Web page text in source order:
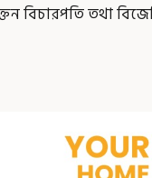
বিচারপতি তথা